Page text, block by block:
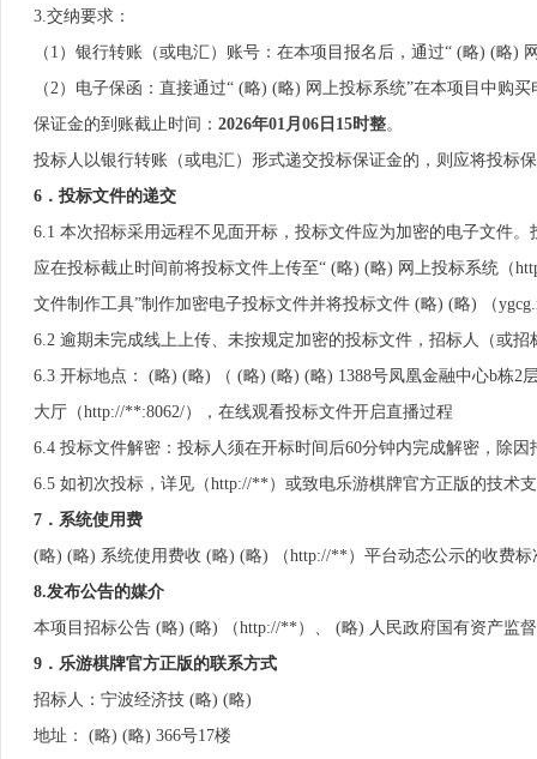
3.交纳要求：
（1）银行转账（或电汇）账号：在本项目报名后，通过“ (略) (略)
（2）电子保函：直接通过“ (略) (略) 网上投标系统”在本项目中购
保证金的到账截止时间： 2026年01月 06 日 15时整。
投标人以银行转账（或电汇）形式递交投标保证金的，则应将投标
6 ．投标文件的递交
6.1 本次招标采用远程不见面开标，投标文件应为加密的电子文件
应在投标截止时间前将投标文件上传至“ (略) (略) 网上投标系统（
文件制作工具”制作加密电子投标文件并将投标文件 (略) (略) （
6.2 逾期未完成线上上传、未按规定加密的投标文件，招标人（或招
6.3 开标地点： (略) (略) （ (略) (略) (略) 1388号凤凰金融中心b栋
大厅（http://**:8062/），在线观看投标文件开启直播过程
6.4 投标文件解密：投标人须在开标时间后60分钟内完成解密，除
6.5 如初次投标，详见（http://**）或致电乐游棋牌官方正版的技术
7．系统使用费
(略) (略) 系统使用费收 (略) (略) （http://**）平台动态公示的收费标
8.发布公告的媒介
本项目招标公告 (略) (略) （http://**）、 (略) 人民政府国有资产监
9 ．乐游棋牌官方正版的联系方式
招标人：宁波经济技 (略) (略)
地址： (略) (略) 366号17楼